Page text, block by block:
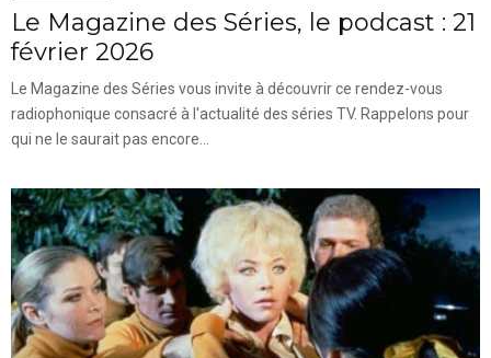
Le Magazine des Séries, le podcast : 21
février 2026
Le Magazine des Séries vous invite à découvrir ce rendez-vous
radiophonique consacré à l'actualité des séries TV. Rappelons pour
qui ne le saurait pas encore...